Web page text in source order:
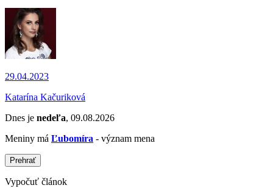
29.04.2023
Katarína Kačuriková
Dnes je nedeľa, 09.08.2026
Meniny má Ľubomíra - význam mena
Prehrať
Vypočuť článok